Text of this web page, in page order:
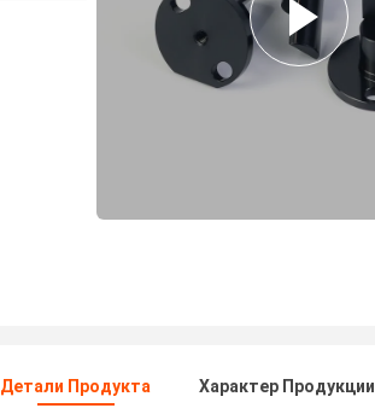
Детали Продукта Характер Продукции